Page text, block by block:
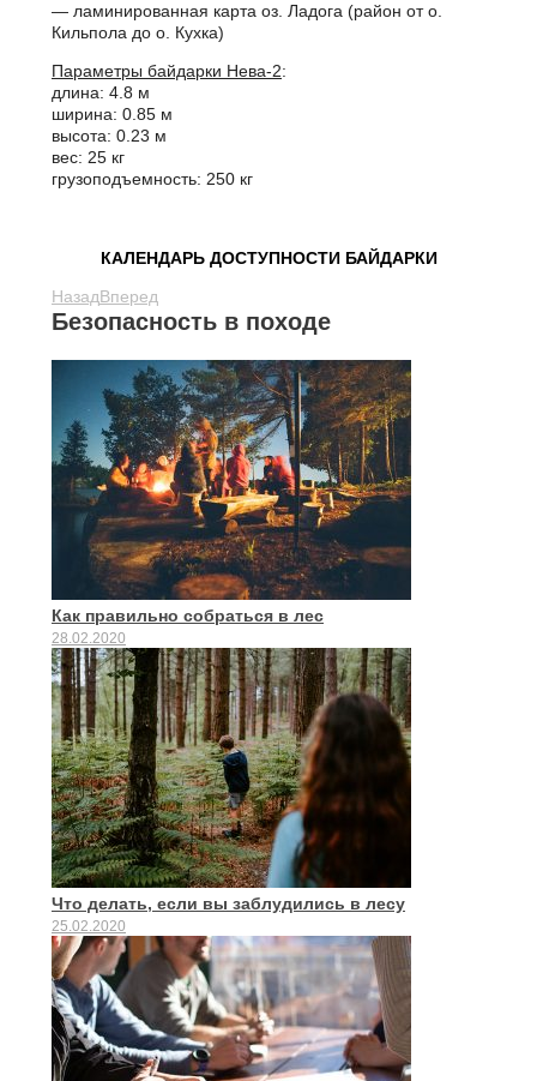
— ламинированная карта оз. Ладога (район от о.
Кильпола до о. Кухка)
Параметры байдарки Нева-2:
длина: 4.8 м
ширина: 0.85 м
высота: 0.23 м
вес: 25 кг
грузоподъемность: 250 кг
КАЛЕНДАРЬ ДОСТУПНОСТИ БАЙДАРКИ
НазадВперед
Безопасность в походе
Как правильно собраться в лес
28.02.2020
Что делать, если вы заблудились в лесу
25.02.2020